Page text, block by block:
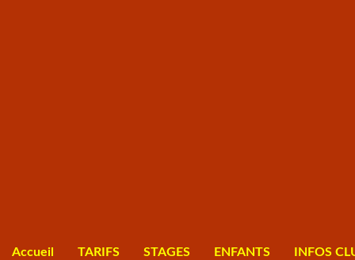
Accueil TARIFS STAGES ENFANTS INFOS